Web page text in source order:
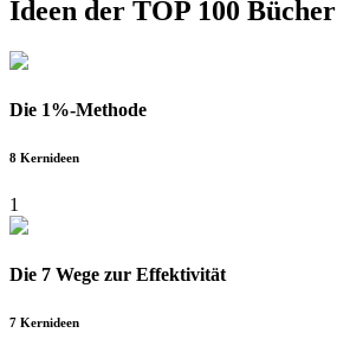
Ideen der TOP 100 Bücher
Die 1%-Methode
8 Kernideen
1
Die 7 Wege zur Effektivität
7 Kernideen